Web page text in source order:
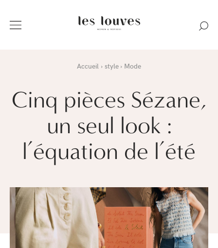
Accueil style Mode
Cinq pièces Sézane,
un seul look :
l’équation de l’été